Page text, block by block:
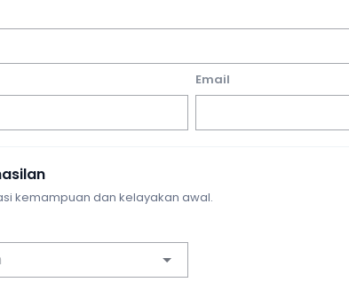
Email
kemampuan dan kelayakan awal.